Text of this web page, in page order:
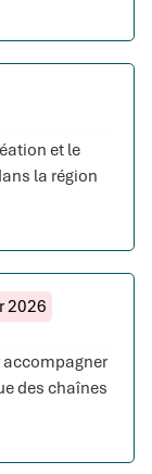
et le
la région
2026
des chaînes